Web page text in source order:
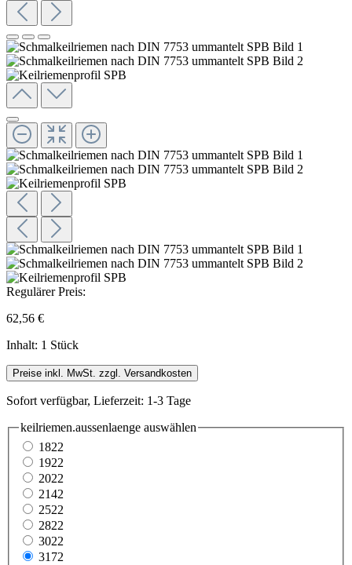
Regulärer Preis:
62,56 €
Inhalt: 1 Stück
Preise inkl. MwSt. zzgl. Versandkosten
Sofort verfügbar, Lieferzeit: 1-3 Tage
keilriemen.aussenlaenge auswählen
1822
1922
2022
2142
2522
2822
3022
3172